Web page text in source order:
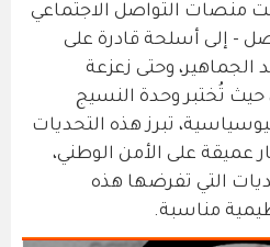
منصات التواصل الاجتماعي
- إلى أسلحة قادرة على
الجماهير، وحتى زعزعة
حيث تُختبر وحدة النسيج
تبرز هذه التحديات
عميقة على الأمن الوطني،
التي تفرضها هذه
مناسبة.